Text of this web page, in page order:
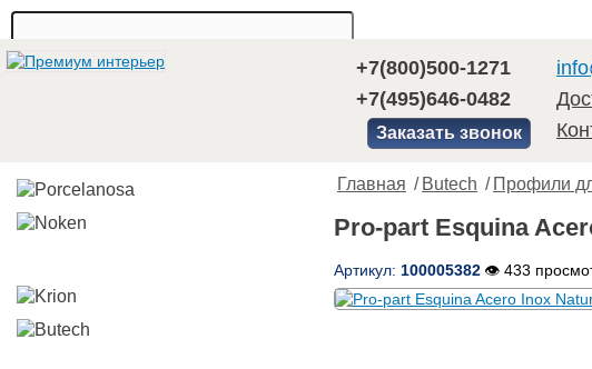
+7(800)500-1271
+7(495)646-0482
Заказать звонок
Главная / Butech / Профили
Pro-part Esquina
Артикул: 100005382 👁 433